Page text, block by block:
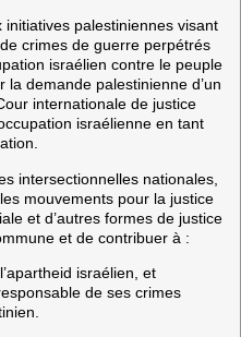
palestiniennes visant
crimes de guerre perpétrés
israélien contre le peuple
demande palestinienne d’un
internationale de justice
israélienne en tant
intersectionnelles nationales,
mouvements pour la justice
et d’autres formes de justice
et de contribuer à :
israélien, et
de ses crimes